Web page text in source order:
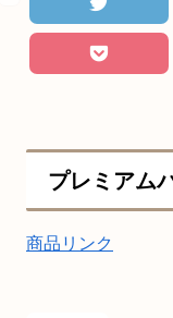
プレミアム
商品リンク